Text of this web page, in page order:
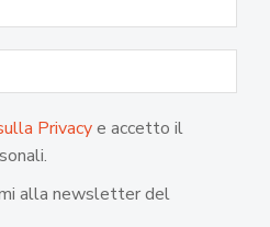
Privacye accetto il
alla newsletter del